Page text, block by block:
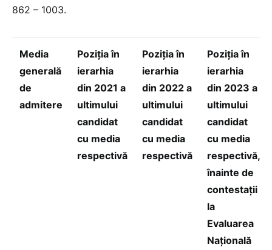
862 – 1003.
Media
generală
de
admitere
Poziția în
ierarhia
din 2021 a
ultimului
candidat
cu media
respectivă
Poziția în
ierarhia
din 2022 a
ultimului
candidat
cu media
respectivă
Poziția în
ierarhia
din 2023 a
ultimului
candidat
cu media
respectivă,
înainte de
contestații
la
Evaluarea
Națională